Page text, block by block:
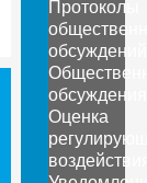
Протоколы
обсуждений
обсуждения
Оценка